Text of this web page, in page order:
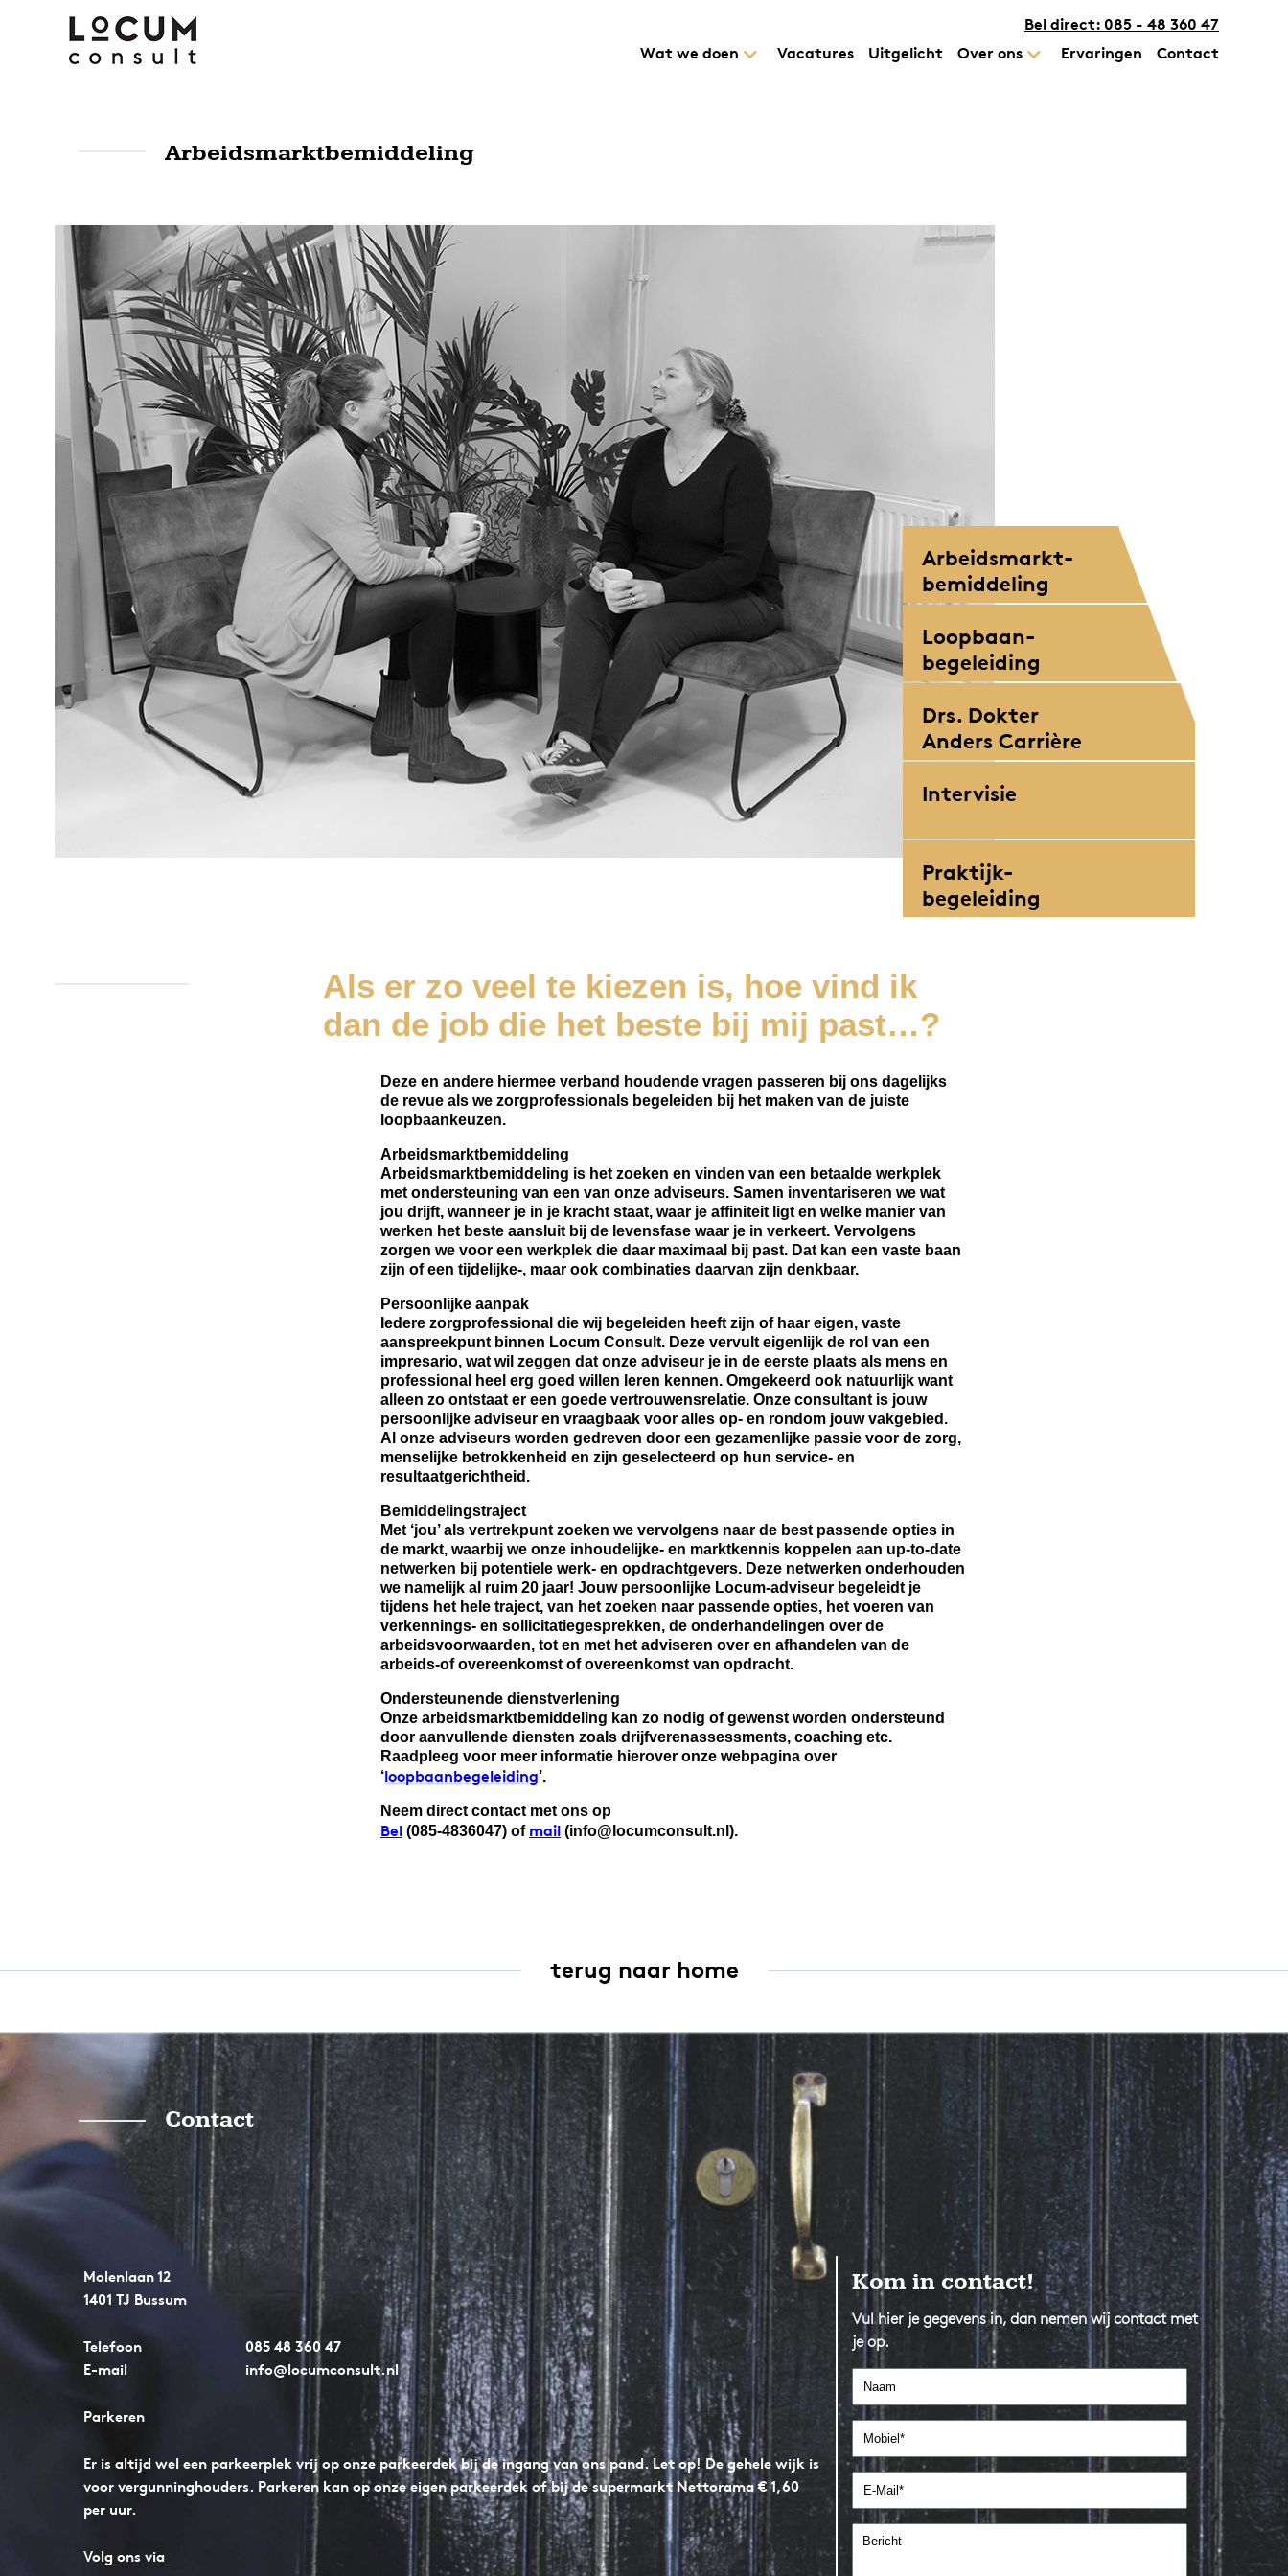
Bel direct: 085 - 48 360 47
Wat we doen
Vacatures Uitgelicht Over ons Ervaringen Contact
Arbeidsmarktbemiddeling
Arbeidsmarkt-
bemiddeling
Loopbaan-
begeleiding
Drs. Dokter
Anders Carrière
Intervisie
Praktijk-
begeleiding
Als er zo veel te kiezen is, hoe vind ik
dan de job die het beste bij mij past…?
Deze en andere hiermee verband houdende vragen passeren bij ons dagelijks
de revue als we zorgprofessionals begeleiden bij het maken van de juiste
loopbaankeuzen.
Arbeidsmarktbemiddeling
Arbeidsmarktbemiddeling is het zoeken en vinden van een betaalde werkplek
met ondersteuning van een van onze adviseurs. Samen inventariseren we wat
jou drijft, wanneer je in je kracht staat, waar je affiniteit ligt en welke manier van
werken het beste aansluit bij de levensfase waar je in verkeert. Vervolgens
zorgen we voor een werkplek die daar maximaal bij past. Dat kan een vaste baan
zijn of een tijdelijke-, maar ook combinaties daarvan zijn denkbaar.
Persoonlijke aanpak
Iedere zorgprofessional die wij begeleiden heeft zijn of haar eigen, vaste
aanspreekpunt binnen Locum Consult. Deze vervult eigenlijk de rol van een
impresario, wat wil zeggen dat onze adviseur je in de eerste plaats als mens en
professional heel erg goed willen leren kennen. Omgekeerd ook natuurlijk want
alleen zo ontstaat er een goede vertrouwensrelatie. Onze consultant is jouw
persoonlijke adviseur en vraagbaak voor alles op- en rondom jouw vakgebied.
Al onze adviseurs worden gedreven door een gezamenlijke passie voor de zorg,
menselijke betrokkenheid en zijn geselecteerd op hun service- en
resultaatgerichtheid.
Bemiddelingstraject
Met ‘jou’ als vertrekpunt zoeken we vervolgens naar de best passende opties in
de markt, waarbij we onze inhoudelijke- en marktkennis koppelen aan up-to-date
netwerken bij potentiele werk- en opdrachtgevers. Deze netwerken onderhouden
we namelijk al ruim 20 jaar! Jouw persoonlijke Locum-adviseur begeleidt je
tijdens het hele traject, van het zoeken naar passende opties, het voeren van
verkennings- en sollicitatiegesprekken, de onderhandelingen over de
arbeidsvoorwaarden, tot en met het adviseren over en afhandelen van de
arbeids-of overeenkomst of overeenkomst van opdracht.
Ondersteunende dienstverlening
Onze arbeidsmarktbemiddeling kan zo nodig of gewenst worden ondersteund
door aanvullende diensten zoals drijfverenassessments, coaching etc.
Raadpleeg voor meer informatie hierover onze webpagina over
‘loopbaanbegeleiding’.
Neem direct contact met ons op
Bel (085-4836047) of mail (info@locumconsult.nl).
terug naar home
Contact
Molenlaan 12
1401 TJ Bussum
Telefoon
085 48 360 47
E-mail
info@locumconsult.nl
Parkeren
Er is altijd wel een parkeerplek vrij op onze parkeerdek bij de ingang van ons pand. Let op! De gehele wijk is
voor vergunninghouders. Parkeren kan op onze eigen parkeerdek of bij de supermarkt Nettorama € 1,60
per uur.
Volg ons via
Kom in contact!
Vul hier je gegevens in, dan nemen wij contact met
je op.